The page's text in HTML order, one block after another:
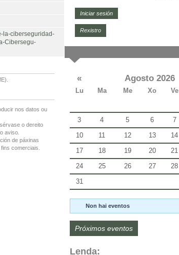
la-ciberseguridad-
Cibersegu-
nos datos ou
o dereito
aviso.
de páxinas
comerciais.
Rexistro
« Agosto 2026
Lu Ma Me Xo Ve
3
4 5 6 7
10
11 12 13 14
17
18 19 20 21
24
25 26 27 28
31
Non hai eventos
Próximos eventos
Lenda: